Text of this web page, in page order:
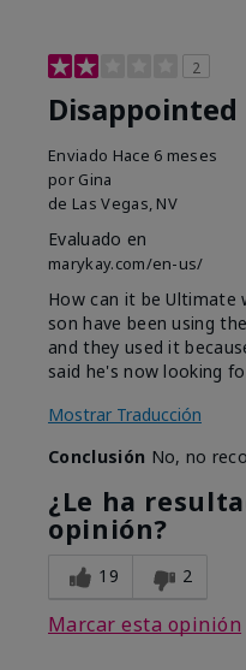
2
Disappointed
Enviado Hace 6 meses
por Gina
de Las Vegas, NV
Evaluado en
marykay.com/en-us/
How can it be Ultimate
son have been using
and they used it
said he's now looking
Mostrar Traducción
Conclusión No, no
¿Le ha
opinión?
19 2
Marcar esta opinión